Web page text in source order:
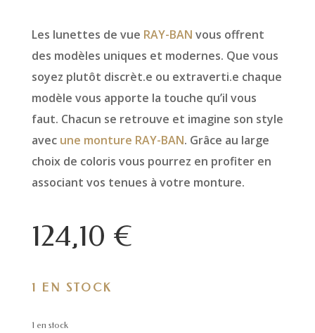
Les lunettes de vue RAY-BAN vous offrent
des modèles uniques et modernes. Que vous
soyez plutôt discrèt.e ou extraverti.e chaque
modèle vous apporte la touche qu’il vous
faut. Chacun se retrouve et imagine son style
avec une monture RAY-BAN. Grâce au large
choix de coloris vous pourrez en profiter en
associant vos tenues à votre monture.
124,10 €
1 EN STOCK
1 en stock